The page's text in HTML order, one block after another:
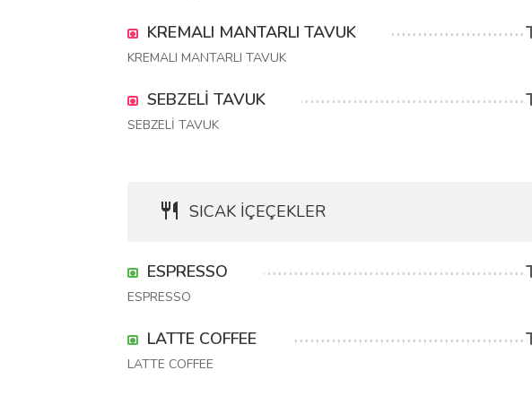
KREMALI MANTARLI TAVUK
KREMALI MANTARLI TAVUK
SEBZELİ TAVUK
SEBZELİ TAVUK
SICAK İÇEÇEKLER
ESPRESSO
ESPRESSO
LATTE COFFEE
LATTE COFFEE